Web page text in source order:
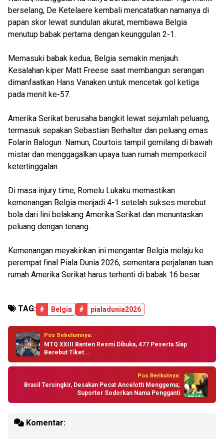
berselang, De Ketelaere kembali mencatatkan namanya di
papan skor lewat sundulan akurat, membawa Belgia
menutup babak pertama dengan keunggulan 2-1.
Memasuki babak kedua, Belgia semakin menjauh.
Kesalahan kiper Matt Freese saat membangun serangan
dimanfaatkan Hans Vanaken untuk mencetak gol ketiga
pada menit ke-57.
Amerika Serikat berusaha bangkit lewat sejumlah peluang,
termasuk sepakan Sebastian Berhalter dan peluang emas
Folarin Balogun. Namun, Courtois tampil gemilang di bawah
mistar dan menggagalkan upaya tuan rumah memperkecil
ketertinggalan.
Di masa injury time, Romelu Lukaku memastikan
kemenangan Belgia menjadi 4-1 setelah sukses merebut
bola dari lini belakang Amerika Serikat dan menuntaskan
peluang dengan tenang.
Kemenangan meyakinkan ini mengantar Belgia melaju ke
perempat final Piala Dunia 2026, sementara perjalanan tuan
rumah Amerika Serikat harus terhenti di babak 16 besar
TAG: # Belgia # pialadunia2026
Pos Sebelumnya:
MTQ XXIII Banten Resmi Dibuka, 477 Peserta Siap
Berebut Tiket...
Pos Berikutnya:
Brasil Tersingkir, Desakan Pecat Ancelotti Menggema;
Suporter Sodorkan Nama Pengganti
Komentar: